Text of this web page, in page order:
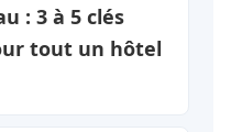
: 3 à 5 clés
tout un hôtel